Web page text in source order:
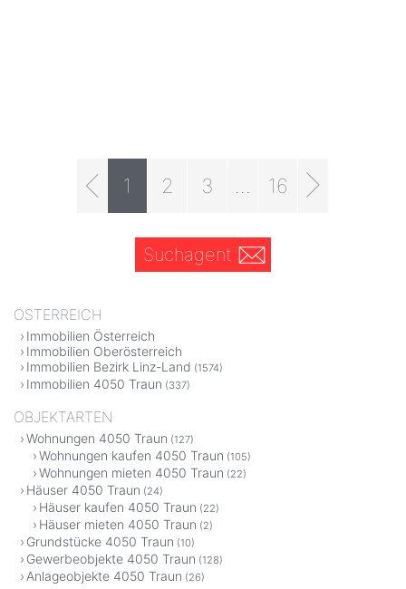
1 2 3 16
Suchagent
ÖSTERREICH
Immobilien Österreich
Immobilien Oberösterreich
Immobilien Bezirk Linz-Land (1574)
Immobilien 4050 Traun (337)
OBJEKTARTEN
Wohnungen 4050 Traun (127)
Wohnungen kaufen 4050 Traun (105)
Wohnungen mieten 4050 Traun (22)
Häuser 4050 Traun (24)
Häuser kaufen 4050 Traun (22)
Häuser mieten 4050 Traun (2)
Grundstücke 4050 Traun (10)
Gewerbeobjekte 4050 Traun (128)
Anlageobjekte 4050 Traun (26)